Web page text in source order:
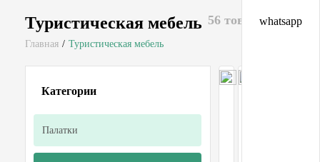
Туристическая мебель 56 товаров
Главная / Туристическая мебель
Категории
Палатки
whatsapp